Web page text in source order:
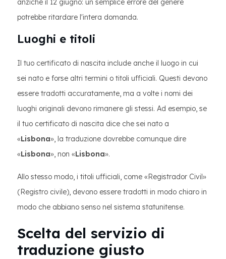
anziché il 12 giugno: un semplice errore del genere
potrebbe ritardare l'intera domanda.
Luoghi e titoli
Il tuo certificato di nascita include anche il luogo in cui
sei nato e forse altri termini o titoli ufficiali. Questi devono
essere tradotti accuratamente, ma a volte i nomi dei
luoghi originali devono rimanere gli stessi. Ad esempio, se
il tuo certificato di nascita dice che sei nato a
«Lisbona», la traduzione dovrebbe comunque dire
«Lisbona», non «Lisbona».
Allo stesso modo, i titoli ufficiali, come «Registrador Civil»
(Registro civile), devono essere tradotti in modo chiaro in
modo che abbiano senso nel sistema statunitense.
Scelta del servizio di
traduzione giusto